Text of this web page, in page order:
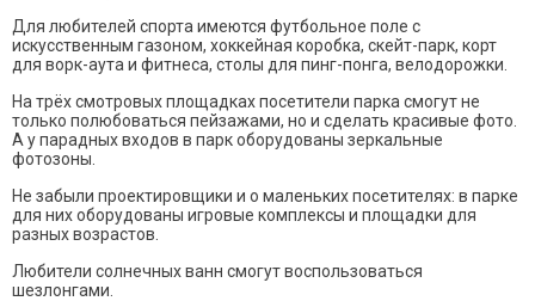
Для любителей спорта имеются футбольное поле с
искусственным газоном, хоккейная коробка, скейт-парк, корт
для ворк-аута и фитнеса, столы для пинг-понга, велодорожки.
На трёх смотровых площадках посетители парка смогут не
только полюбоваться пейзажами, но и сделать красивые фото.
А у парадных входов в парк оборудованы зеркальные
фотозоны.
Не забыли проектировщики и о маленьких посетителях: в парке
для них оборудованы игровые комплексы и площадки для
разных возрастов.
Любители солнечных ванн смогут воспользоваться
шезлонгами.